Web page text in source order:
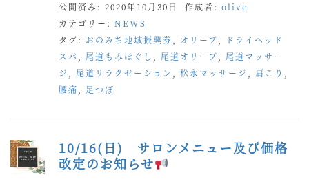
公開済み: 2020年10月30日 作成者: olive
カテゴリー: NEWS
タグ: おのみち地域振興券 オリーブ
ドライヘッド
スパ
尾道もみほぐし 尾道オリーブ
尾道マッサー
ジ
尾道リラクゼーション 松永マッサージ 肩こり
腰痛
足つぼ
10/16(日) サロンメニュー及び価格
改定のお知らせ